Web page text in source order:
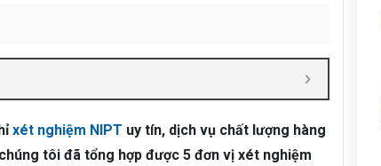
xét nghiệm NIPT uy tín, dịch vụ chất lượng hàng
tôi đã tổng hợp được 5 đơn vị xét nghiệm